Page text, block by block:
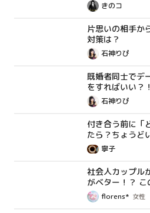
きのコ
片思いの相手か
対策は？
石神りぴ
既婚者同士でデ
をすればいい？！
石神りぴ
付き合う前に「
たら？ちょうど
寧子
社会人カップル
がベター！？
《ヒトコイアン
florens* 女性